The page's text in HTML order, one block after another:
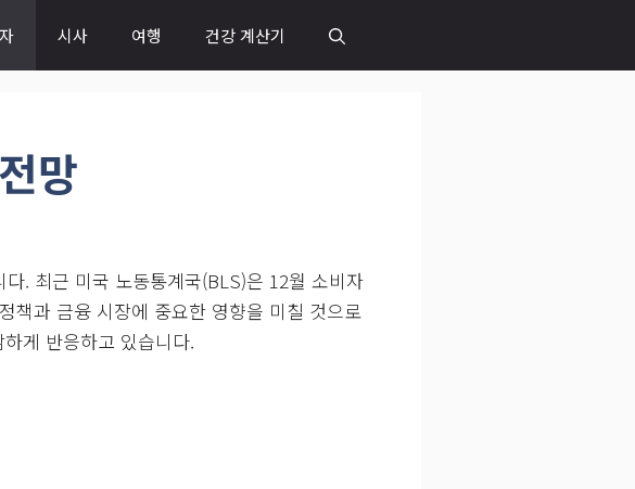
시사 여행 건강 계산기
망
. 최근 미국 노동통계국(BLS)은 12월 소비자
책과 금융 시장에 중요한 영향을 미칠 것으로
게 반응하고 있습니다.